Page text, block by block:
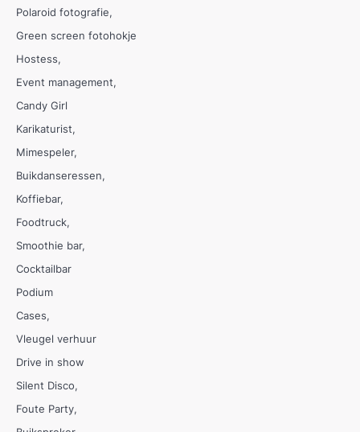
Polaroid fotografie
Green screen fotohokje
Hostess
Event management
Candy Girl
Karikaturist
Mimespeler
Buikdanseressen
Koffiebar
Foodtruck
Smoothie bar
Cocktailbar
Podium
Cases
Vleugel verhuur
Drive in show
Silent Disco
Foute Party